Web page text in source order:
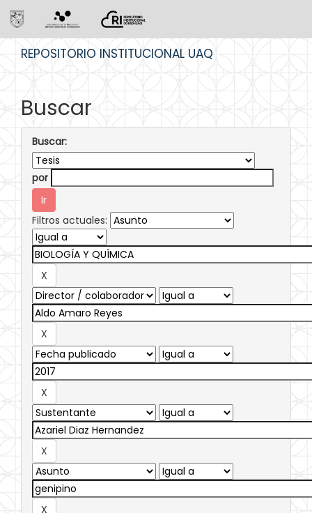
REPOSITORIO INSTITUCIONAL UAQ
Buscar
Buscar:
por
Filtros actuales: